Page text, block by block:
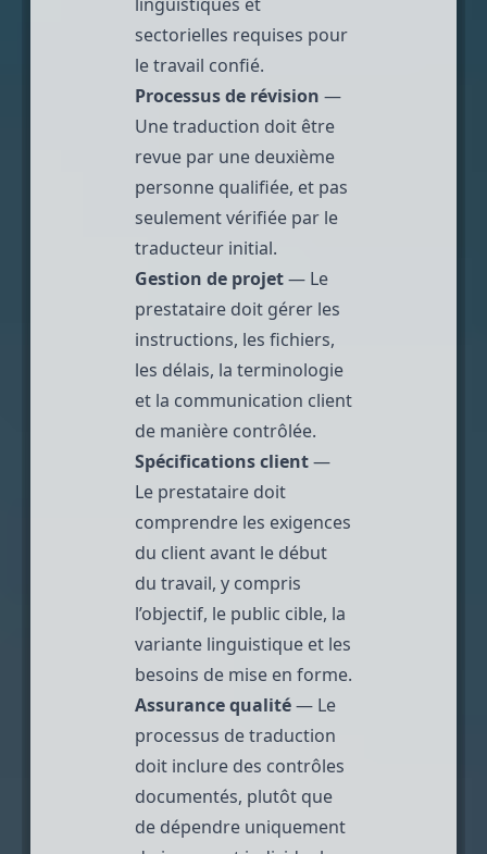
sectorielles requises pour
le travail confié.
Processus de révision —
Une traduction doit être
revue par une deuxième
personne qualifiée, et pas
seulement vérifiée par le
traducteur initial.
Gestion de projet— Le
prestataire doit gérer les
instructions, les fichiers,
les délais, la terminologie
et la communication client
de manière contrôlée.
Spécifications client—
Le prestataire doit
comprendre les exigences
du client avant le début
du travail, y compris
l’objectif, le public cible, la
variante linguistique et les
besoins de mise en forme.
Assurance qualité— Le
processus de traduction
doit inclure des contrôles
documentés, plutôt que
de dépendre uniquement